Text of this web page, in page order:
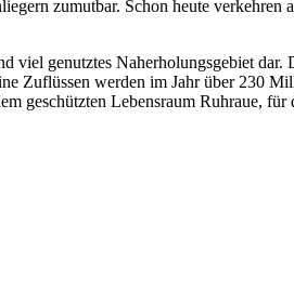
zumutbar. Schon heute verkehren
genutztes Naherholungsgebiet dar.
Zuflüssen werden im Jahr über 230
geschützten Lebensraum Ruhraue,